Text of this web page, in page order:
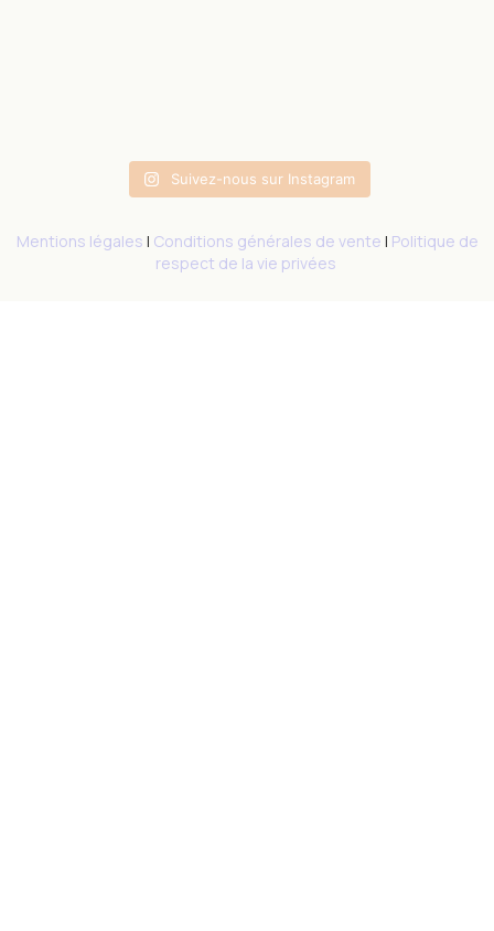
Suivez-nous sur Instagram
Mentions légales | Conditions générales de vente | Politique de
respect de la vie privées